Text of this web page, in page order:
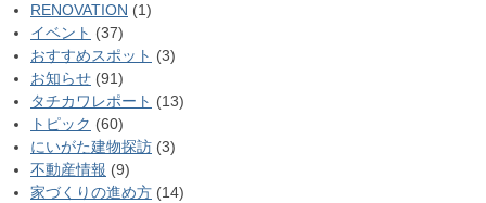
RENOVATION (1)
イベント (37)
おすすめスポット (3)
お知らせ (91)
タチカワレポート (13)
トピック (60)
にいがた建物探訪 (3)
不動産情報 (9)
家づくりの進め方 (14)